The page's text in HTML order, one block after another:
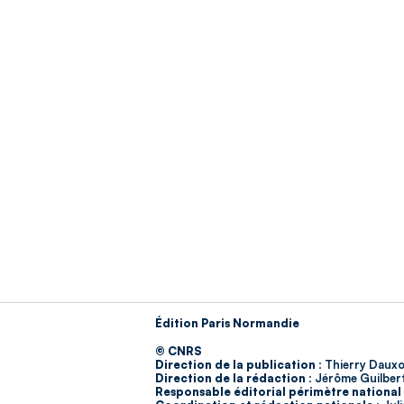
Édition Paris Normandie
© CNRS
Direction de la publication : Thierry
Direction de la rédaction : Jérôme
Responsable éditorial périmètre national